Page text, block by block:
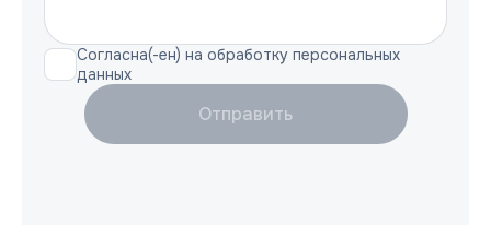
Согласна(-ен) на обработку персональных
данных
Отправить